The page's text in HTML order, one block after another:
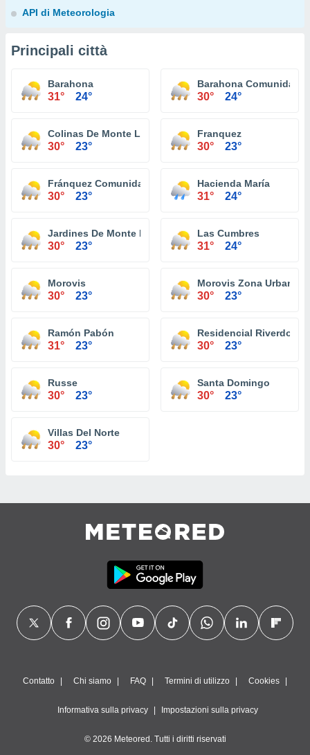
API di Meteorologia
Principali città
Barahona
31° 24°
Barahona Comunidad
30° 24°
Colinas De Monte Llano
30° 23°
Franquez
30° 23°
Fránquez Comunidad
30° 23°
Hacienda María
31° 24°
Jardines De Monte Llano
30° 23°
Las Cumbres
31° 24°
Morovis
30° 23°
Morovis Zona Urbana
30° 23°
Ramón Pabón
31° 23°
Residencial Riverdo
30° 23°
Russe
30° 23°
Santa Domingo
30° 23°
Villas Del Norte
30° 23°
Contatto Chi siamo FAQ Termini di utilizzo Cookies
Informativa sulla privacy Impostazioni sulla privacy
© 2026 Meteored. Tutti i diritti riservati